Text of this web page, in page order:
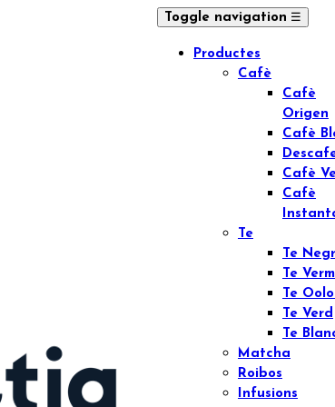
Toggle navigation ☰
Productes
Cafè
Cafè
Origen
Cafè
Cafè
Cafè
Te
Te
Te
Te
Te Verd
Te
Matcha
Roibos
Infusions